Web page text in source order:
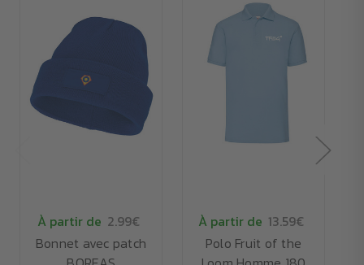
À partir de 2.99€
Bonnet avec patch
À partir de 13.59€
Polo Fruit of the